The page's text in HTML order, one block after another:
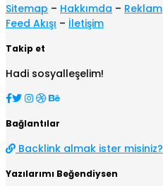
Sitemap – Hakkımda – Reklam
Feed Akışı – İletişim
Takip et
Hadi sosyalleşelim!
Bağlantılar
Backlink almak ister misiniz?
Yazılarımı Beğendiysen